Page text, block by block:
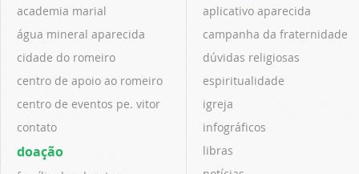
academia marial
água mineral aparecida
cidade do romeiro
centro de apoio ao romeiro
centro de eventos pe. vitor
contato
doação
aplicativo aparecida
campanha da fraternidade
dúvidas religiosas
espiritualidade
igreja
infográficos
libras